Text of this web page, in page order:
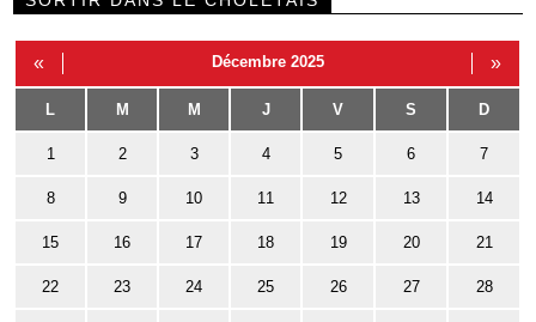
« Décembre 2025 »
L M M J V S D
1 2 3 4 5 6 7
8 9 10 11 12 13 14
15 16 17 18 19 20 21
22 23 24 25 26 27 28